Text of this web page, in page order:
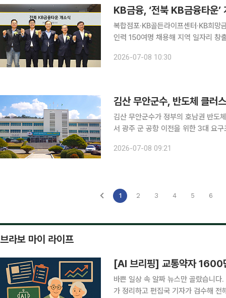
KB금융, ‘전북 KB금융타운
복합점포·KB골든라이프센터·KB희
인력 150여명 채용해 지역 일자리 창
전북혁신도시를 자산운용 중심의 금
2026-07-08 10:30
김산 무안군수, 반도체 클러
김산 무안군수가 정부의 호남권 반도
서 광주 군 공항 이전을 위한 3대 요구조건의 조속
다"며 "반도체 산업은 대한민국의 미
2026-07-08 09:21
1 2 3 4 5 6
브라보 마이 라이프
[AI 브리핑] 교통약자
바쁜 일상 속 알짜 뉴스만 골랐습니다
가 정리하고 편집국 기자가 검수해 전해드립니다. ◆교통약자 1613만